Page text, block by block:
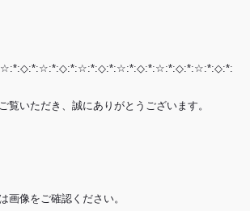
覧いただき、誠にありがとうございます。
画像をご確認ください。